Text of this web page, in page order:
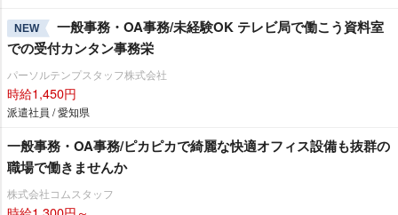
NEW
一般事務・OA事務/未経験OK テレビ局で働こう資料室
での受付カンタン事務栄
パーソルテンプスタッフ株式会社
時給1,450円
派遣社員 / 愛知県
一般事務・OA事務/ピカピカで綺麗な快適オフィス設備も抜群の
職場で働きませんか
株式会社コムスタッフ